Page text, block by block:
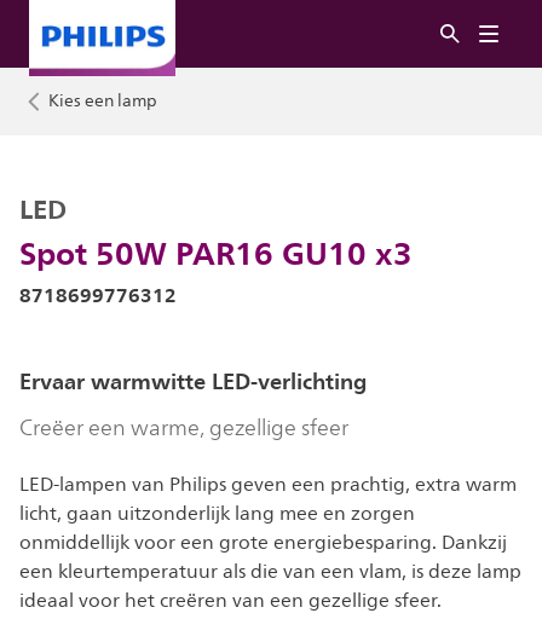
Kies een lamp
Spot 50W PAR16 GU10 x3
LED
8718699776312
Ervaar warmwitte LED-verlichting
Creëer een warme, gezellige sfeer
LED-lampen van Philips geven een prachtig, extra warm
licht, gaan uitzonderlijk lang mee en zorgen
onmiddellijk voor een grote energiebesparing. Dankzij
een kleurtemperatuur als die van een vlam, is deze lamp
ideaal voor het creëren van een gezellige sfeer.